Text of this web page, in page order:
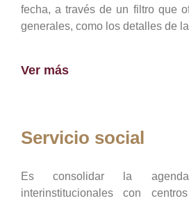
fecha, a través de un filtro que
generales, como los detalles de
Ver más
Servicio social
Es consolidar la
interinstitucionales con